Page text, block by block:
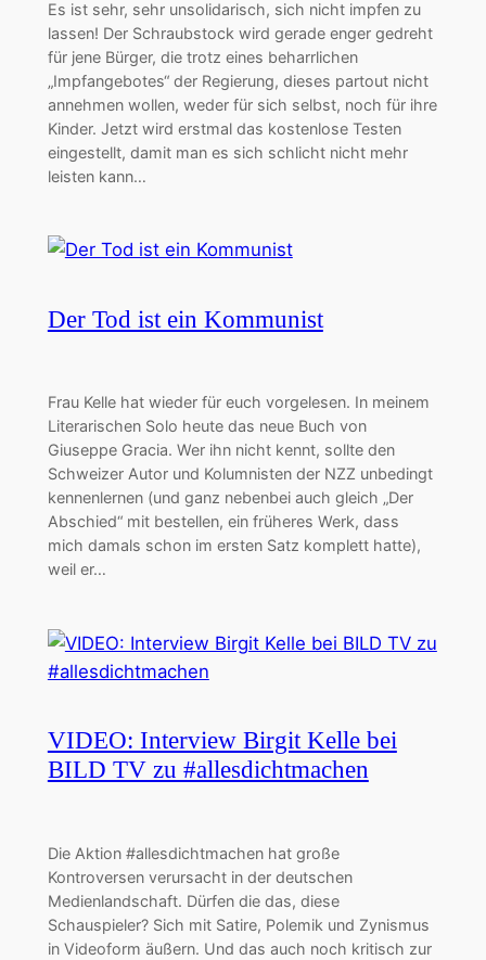
Es ist sehr, sehr unsolidarisch, sich nicht impfen zu
lassen! Der Schraubstock wird gerade enger gedreht
für jene Bürger, die trotz eines beharrlichen
„Impfangebotes“ der Regierung, dieses partout nicht
annehmen wollen, weder für sich selbst, noch für ihre
Kinder. Jetzt wird erstmal das kostenlose Testen
eingestellt, damit man es sich schlicht nicht mehr
leisten kann…
Der Tod ist ein Kommunist
Frau Kelle hat wieder für euch vorgelesen. In meinem
Literarischen Solo heute das neue Buch von
Giuseppe Gracia. Wer ihn nicht kennt, sollte den
Schweizer Autor und Kolumnisten der NZZ unbedingt
kennenlernen (und ganz nebenbei auch gleich „Der
Abschied“ mit bestellen, ein früheres Werk, dass
mich damals schon im ersten Satz komplett hatte),
weil er…
VIDEO: Interview Birgit Kelle bei
BILD TV zu #allesdichtmachen
Die Aktion #allesdichtmachen hat große
Kontroversen verursacht in der deutschen
Medienlandschaft. Dürfen die das, diese
Schauspieler? Sich mit Satire, Polemik und Zynismus
in Videoform äußern. Und das auch noch kritisch zur